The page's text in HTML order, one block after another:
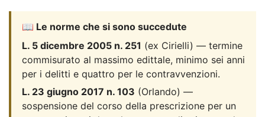
📖 Le norme che si sono succedute
L. 5 dicembre 2005 n. 251 (ex Cirielli) — termine
commisurato al massimo edittale, minimo sei anni
per i delitti e quattro per le contravvenzioni.
L. 23 giugno 2017 n. 103 (Orlando) —
sospensione del corso della prescrizione per un